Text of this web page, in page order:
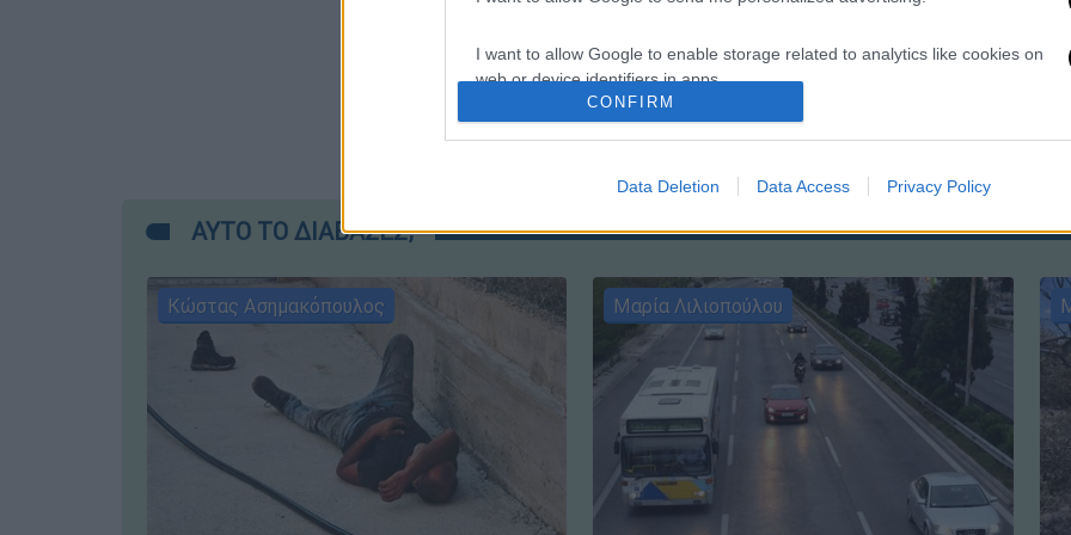
I want to allow Google to enable storage related to analytics like cookies on
web or device identifiers in apps.
I want to allow Google to enable storage related to functionality of the website
I want to allow Google to enable storage related to personalization.
authentication functionality and fraud prevention, and other user protection.
CONFIRM
Data Deletion Data Access Privacy Policy
ΑΥΤΟ ΤΟ ΔΙΑΒΑΣΕΣ;
Κώστας Ασημακόπουλος Μαρία Λιλιοπούλου